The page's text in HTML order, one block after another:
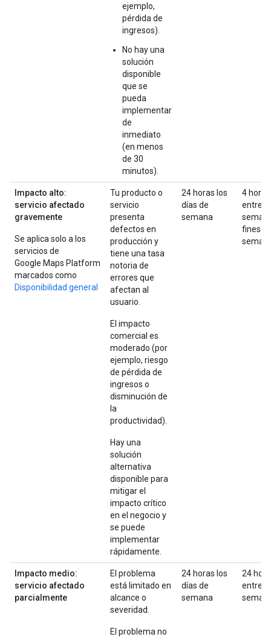
ejemplo,
pérdida de
ingresos).
No hay una
solución
disponible
que se
pueda
implementar
de
inmediato
(en menos
de 30
minutos).
Impacto alto:
servicio afectado
gravemente
Se aplica solo a los
servicios de
Google Maps Platform
marcados como
Disponibilidad general
Tu producto o
servicio
presenta
defectos en
producción y
tiene una tasa
notoria de
errores que
afectan al
usuario.
El impacto
comercial es
moderado (por
ejemplo, riesgo
de pérdida de
ingresos o
disminución de
la
productividad).
Hay una
solución
alternativa
disponible para
mitigar el
impacto crítico
en el negocio y
se puede
implementar
rápidamente.
24 horas los
días de
semana
4 horas
entre
fines
Impacto medio:
servicio afectado
parcialmente
El problema
está limitado en
alcance o
severidad.
El problema no
24 horas los
días de
semana
24
entre